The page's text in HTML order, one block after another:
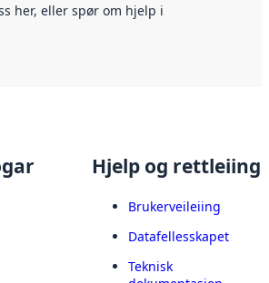
her, eller spør om hjelp i
Hjelp og rettleiing
Brukerveileiing
Datafellesskapet
Teknisk